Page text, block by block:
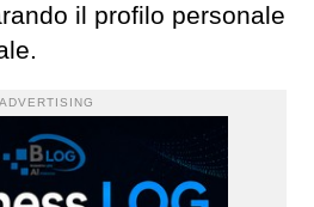
il profilo personale
ADVERTISING